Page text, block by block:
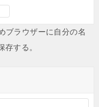
ブラウザーに自分の名
存する。